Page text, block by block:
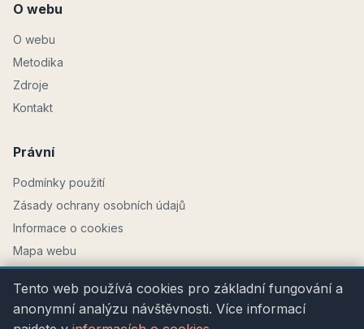
O webu
O webu
Metodika
Zdroje
Kontakt
Právní
Podmínky použití
Zásady ochrany osobních údajů
Informace o cookies
Mapa webu
Provozovatel: SIALINI, spol. s r.o., IČO 27807959 · Komenského
Tento web používá cookies pro základní fungování a
anonymní analýzu návštěvnosti. Více informací